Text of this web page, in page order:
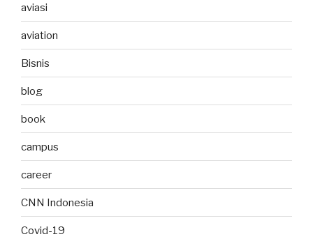
aviasi
aviation
Bisnis
blog
book
campus
career
CNN Indonesia
Covid-19